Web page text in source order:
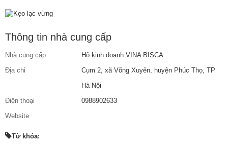
Thông tin nhà cung cấp
Nhà cung cấp
Hộ kinh doanh VINA BISCA
Địa chỉ
Cụm 2, xã Võng Xuyên, huyện Phúc Thọ, TP
Hà Nội
Điện thoại
0988902633
Website
Từ khóa: